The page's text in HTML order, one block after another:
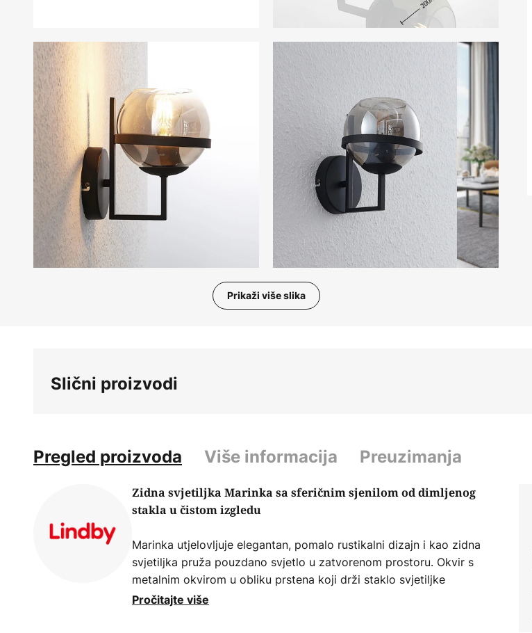
Prikaži više slika
Slični proizvodi
Pregled proizvoda Više informacija Preuzimanja
Zidna svjetiljka Marinka sa sferičnim sjenilom od dimljenog
stakla u čistom izgledu
Marinka utjelovljuje elegantan, pomalo rustikalni dizajn i kao zidna
svjetiljka pruža pouzdano svjetlo u zatvorenom prostoru. Okvir s
metalnim okvirom u obliku prstena koji drži staklo svjetiljke
izrađen je od metala i ima mat crnu površinu. Staklo je, s druge
Pročitajte više